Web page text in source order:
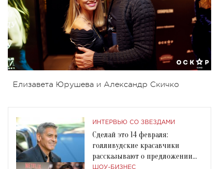
Елизавета Юрушева и Александр Скичко
ИНТЕРВЬЮ СО ЗВЕЗДАМИ
Сделай это 14 февраля:
голливудские красавчики
рассказывают о предложении
руки и сердца
ШОУ-БИЗНЕС